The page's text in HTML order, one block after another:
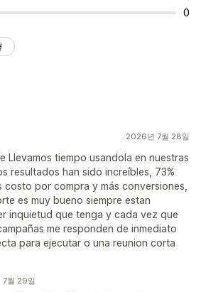
0
2026년 7월 28일
Llevamos tiempo usandola en nuestras
resultados han sido increíbles, 73%
costo por compra y más conversiones,
es muy bueno siempre estan
inquietud que tenga y cada vez que
me responden de inmediato
para ejecutar o una reunion corta
7월 29일